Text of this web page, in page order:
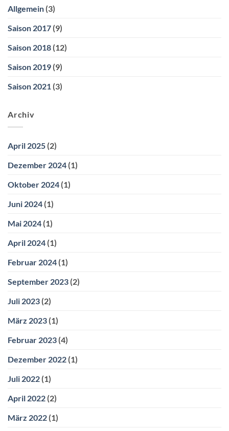
Allgemein (3)
Saison 2017 (9)
Saison 2018 (12)
Saison 2019 (9)
Saison 2021 (3)
Archiv
April 2025 (2)
Dezember 2024 (1)
Oktober 2024 (1)
Juni 2024 (1)
Mai 2024 (1)
April 2024 (1)
Februar 2024 (1)
September 2023 (2)
Juli 2023 (2)
März 2023 (1)
Februar 2023 (4)
Dezember 2022 (1)
Juli 2022 (1)
April 2022 (2)
März 2022 (1)